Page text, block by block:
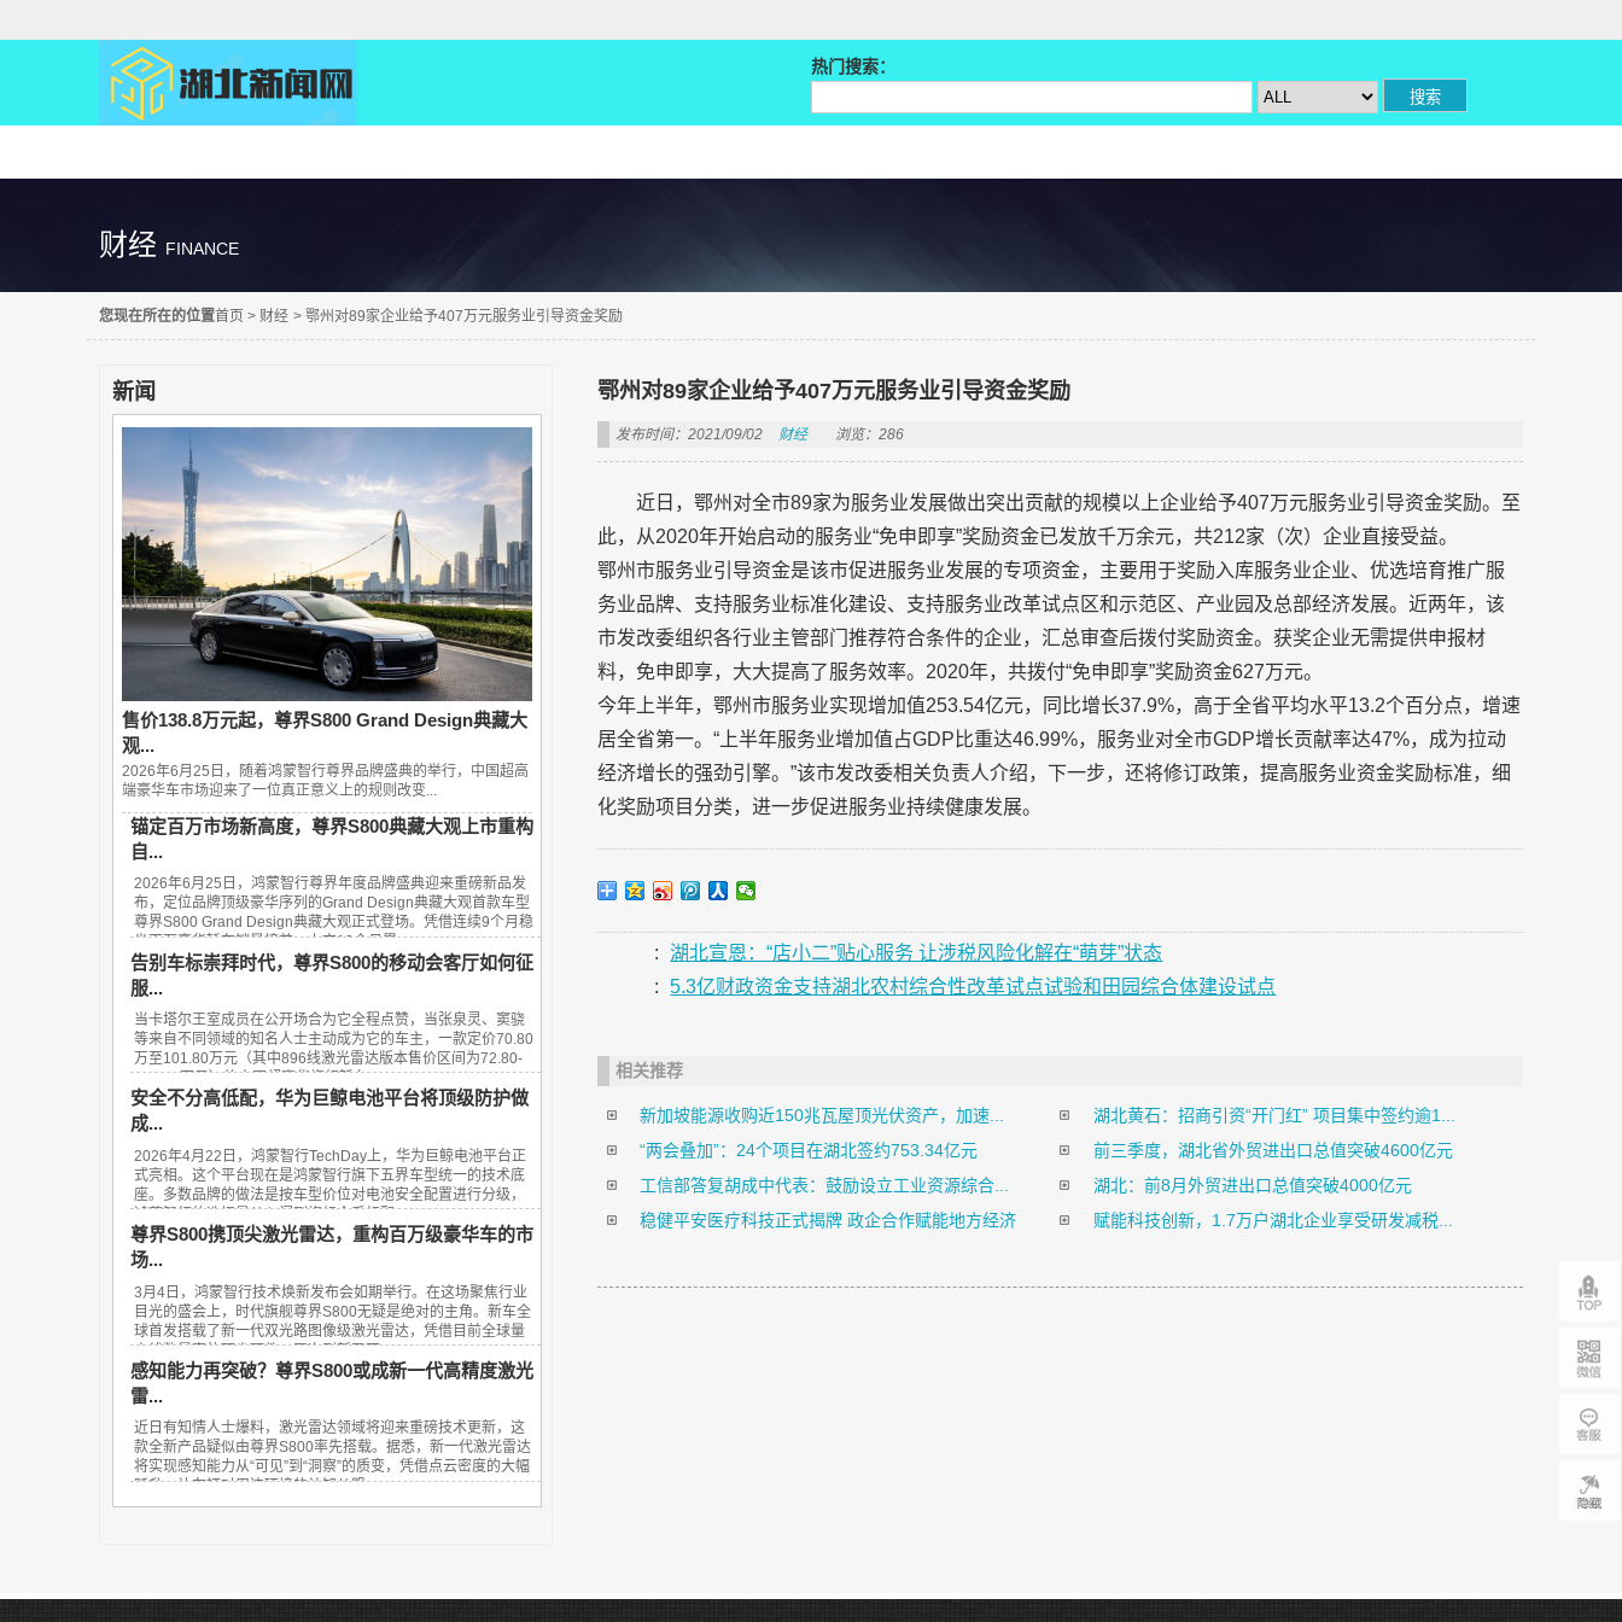
热门搜索：
财经 FINANCE
您现在所在的位置首页 > 财经 > 鄂州对89家企业给予407万元服务业引导资金奖励
新闻
售价138.8万元起，尊界S800 Grand Design典藏大
观...
2026年6月25日，随着鸿蒙智行尊界品牌盛典的举行，中国超高
端豪华车市场迎来了一位真正意义上的规则改变...
锚定百万市场新高度，尊界S800典藏大观上市重构
自...
2026年6月25日，鸿蒙智行尊界年度品牌盛典迎来重磅新品发
布，定位品牌顶级豪华序列的Grand Design典藏大观首款车型
尊界S800 Grand Design典藏大观正式登场。凭借连续9个月稳
坐百万豪华轿车销量榜首、上市13个月累...
告别车标崇拜时代，尊界S800的移动会客厅如何征
服...
当卡塔尔王室成员在公开场合为它全程点赞，当张泉灵、窦骁
等来自不同领域的知名人士主动成为它的车主，一款定价70.80
万至101.80万元（其中896线激光雷达版本售价区间为72.80-
101.80万元）的中国超豪华旗舰轿车——...
安全不分高低配，华为巨鲸电池平台将顶级防护做
成...
2026年4月22日，鸿蒙智行TechDay上，华为巨鲸电池平台正
式亮相。这个平台现在是鸿蒙智行旗下五界车型统一的技术底
座。多数品牌的做法是按车型价位对电池安全配置进行分级，
鸿蒙智行的选择是从入门到旗舰全系标配...
尊界S800携顶尖激光雷达，重构百万级豪华车的市
场...
3月4日，鸿蒙智行技术焕新发布会如期举行。在这场聚焦行业
目光的盛会上，时代旗舰尊界S800无疑是绝对的主角。新车全
球首发搭载了新一代双光路图像级激光雷达，凭借目前全球量
产线数最高的顶尖硬件，再次刷新了百...
感知能力再突破？尊界S800或成新一代高精度激光
雷...
近日有知情人士爆料，激光雷达领域将迎来重磅技术更新，这
款全新产品疑似由尊界S800率先搭载。据悉，新一代激光雷达
将实现感知能力从“可见”到“洞察”的质变，凭借点云密度的大幅
跃升，让车辆对周边环境的认知从粗...
鄂州对89家企业给予407万元服务业引导资金奖励
发布时间：2021/09/02 财经 浏览：286
近日，鄂州对全市89家为服务业发展做出突出贡献的规模以上企业给予407万元服务业引导资金奖励。至
此，从2020年开始启动的服务业“免申即享”奖励资金已发放千万余元，共212家（次）企业直接受益。
鄂州市服务业引导资金是该市促进服务业发展的专项资金，主要用于奖励入库服务业企业、优选培育推广服
务业品牌、支持服务业标准化建设、支持服务业改革试点区和示范区、产业园及总部经济发展。近两年，该
市发改委组织各行业主管部门推荐符合条件的企业，汇总审查后拨付奖励资金。获奖企业无需提供申报材
料，免申即享，大大提高了服务效率。2020年，共拨付“免申即享”奖励资金627万元。
今年上半年，鄂州市服务业实现增加值253.54亿元，同比增长37.9%，高于全省平均水平13.2个百分点，增速
居全省第一。“上半年服务业增加值占GDP比重达46.99%，服务业对全市GDP增长贡献率达47%，成为拉动
经济增长的强劲引擎。”该市发改委相关负责人介绍，下一步，还将修订政策，提高服务业资金奖励标准，细
化奖励项目分类，进一步促进服务业持续健康发展。
:
湖北宣恩：“店小二”贴心服务 让涉税风险化解在“萌芽”状态
:
5.3亿财政资金支持湖北农村综合性改革试点试验和田园综合体建设试点
相关推荐
新加坡能源收购近150兆瓦屋顶光伏资产，加速...
湖北黄石：招商引资“开门红” 项目集中签约逾1...
“两会叠加”：24个项目在湖北签约753.34亿元
前三季度，湖北省外贸进出口总值突破4600亿元
工信部答复胡成中代表：鼓励设立工业资源综合...
湖北：前8月外贸进出口总值突破4000亿元
稳健平安医疗科技正式揭牌 政企合作赋能地方经济
赋能科技创新，1.7万户湖北企业享受研发减税...